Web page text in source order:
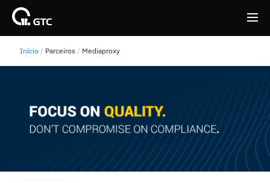
Início Parceiros Mediaproxy